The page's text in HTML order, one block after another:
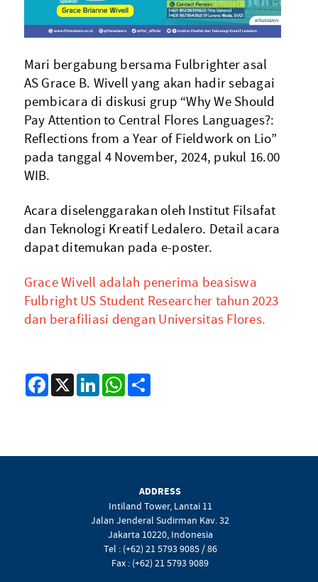
Mari bergabung bersama Fulbrighter asal
AS Grace B. Wivell yang akan hadir sebagai
pembicara di diskusi grup “Why We Should
Pay Attention to Central Flores Languages?:
Reflections from a Year of Fieldwork on Lio”
pada tanggal 4 November, 2024, pukul 16.00
WIB.
Acara diselenggarakan oleh Institut Filsafat
dan Teknologi Kreatif Ledalero. Detail acara
dapat ditemukan pada e-poster.
Grace Wivell adalah penerima beasiswa
Fulbright US Student Researcher tahun 2023
dan berafiliasi dengan Universitas Flores.
Facebook
X LinkedInWhatsApp
Share
ADDRESS
Intiland Tower, Lantai 11
Jalan Jenderal Sudirman Kav. 32
Jakarta 10220, Indonesia
Tel : (+62) 21 5793 9085 / 86
Fax : (+62) 21 5793 9089